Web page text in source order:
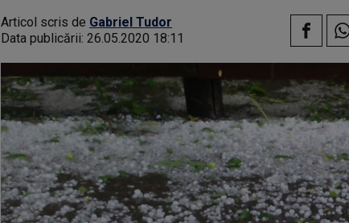
Articol scris de Gabriel Tudor
Data publicării: 26.05.2020 18:11